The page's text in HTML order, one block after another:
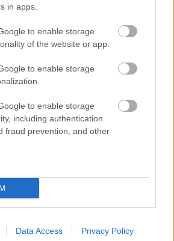
in apps.
to enable storage
of the website or app.
to enable storage
to enable storage
including authentication
fraud prevention, and other
Data Access Privacy Policy
a kíméletlen őszinteség és
jellegzetessége. A
a lehető legtágabban
a legjelentősebb színpadi írók
Az ő darabját dolgozták össze
kultikusnak mondható
művel.
Lakatos Csilla:
19.00, 20.30
20.30, 22.00
19.00, 20.30